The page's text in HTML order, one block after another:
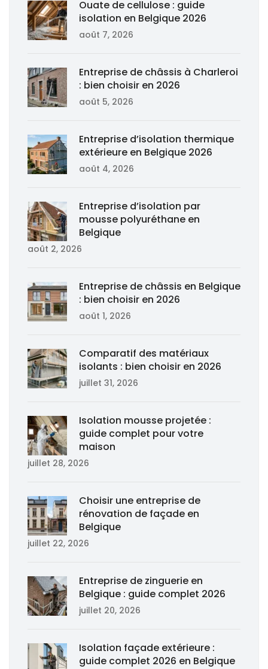
Ouate de cellulose : guide
isolation en Belgique 2026
août 7, 2026
Entreprise de châssis à Charleroi
: bien choisir en 2026
août 5, 2026
Entreprise d’isolation thermique
extérieure en Belgique 2026
août 4, 2026
Entreprise d’isolation par
mousse polyuréthane en
Belgique
août 2, 2026
Entreprise de châssis en Belgique
: bien choisir en 2026
août 1, 2026
Comparatif des matériaux
isolants : bien choisir en 2026
juillet 31, 2026
Isolation mousse projetée :
guide complet pour votre
maison
juillet 28, 2026
Choisir une entreprise de
rénovation de façade en
Belgique
juillet 22, 2026
Entreprise de zinguerie en
Belgique : guide complet 2026
juillet 20, 2026
Isolation façade extérieure :
guide complet 2026 en Belgique